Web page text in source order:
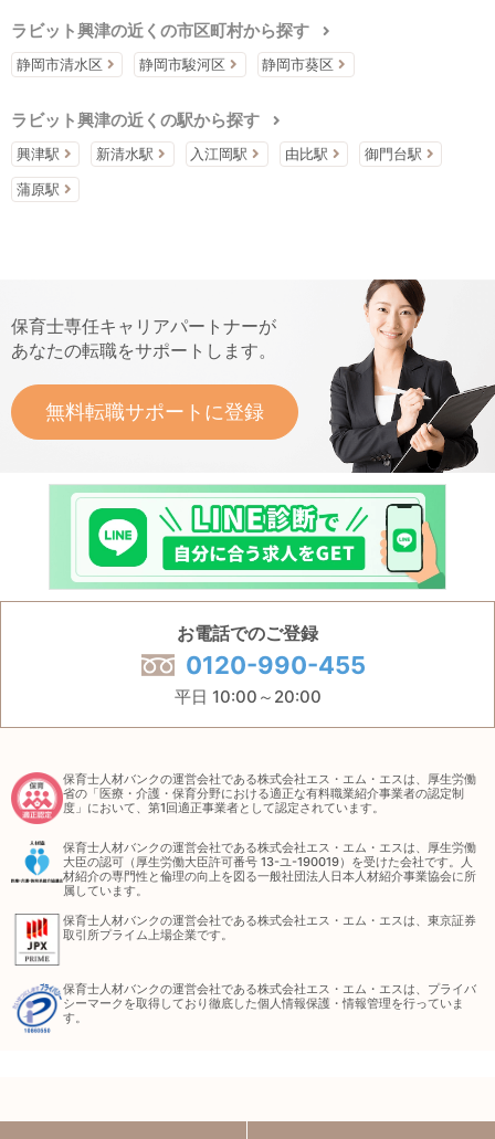
ラビット興津の近くの市区町村から探す
静岡市清水区 静岡市駿河区 静岡市葵区
ラビット興津の近くの駅から探す
興津駅 新清水駅 入江岡駅 由比駅 御門台駅
蒲原駅
保育士専任キャリアパートナーが
あなたの転職をサポートします。
無料転職サポートに登録
お電話でのご登録
0120-990-455
平日 10:00～20:00
保育士人材バンクの運営会社である株式会社エス・エム・エスは、厚生労働
省の「医療・介護・保育分野における適正な有料職業紹介事業者の認定制
度」において、第1回適正事業者として認定されています。
保育士人材バンクの運営会社である株式会社エス・エム・エスは、厚生労働
大臣の認可（厚生労働大臣許可番号 13-ユ-190019）を受けた会社です。人
材紹介の専門性と倫理の向上を図る一般社団法人日本人材紹介事業協会に所
属しています。
保育士人材バンクの運営会社である株式会社エス・エム・エスは、東京証券
取引所プライム上場企業です。
保育士人材バンクの運営会社である株式会社エス・エム・エスは、プライバ
シーマークを取得しており徹底した個人情報保護・情報管理を行っていま
す。